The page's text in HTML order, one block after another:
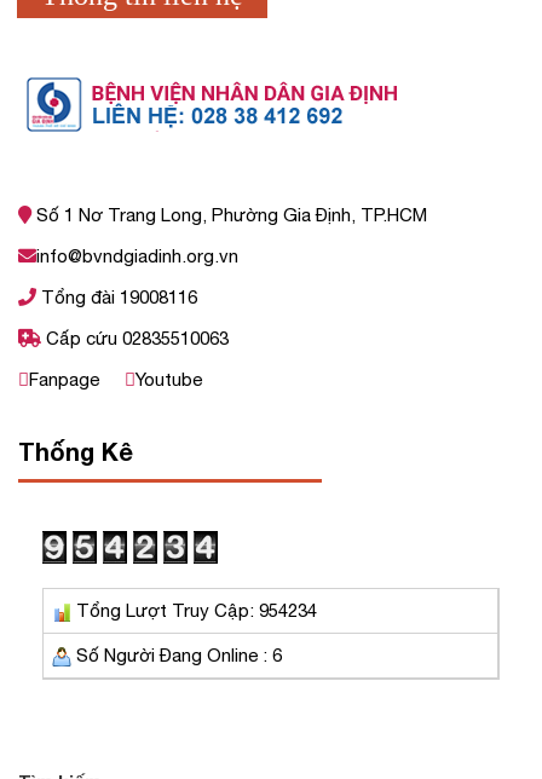
Số 1 Nơ Trang Long, Phường Gia Định, TP.HCM
info@bvndgiadinh.org.vn
Tổng đài 19008116
Cấp cứu 02835510063
Fanpage
Youtube
Thống Kê
Tổng Lượt Truy Cập: 954234
Số Người Đang Online : 6